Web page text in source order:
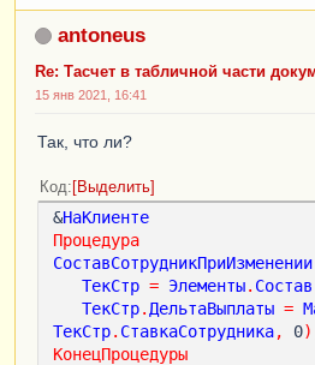
antoneus
Re: Тасчет в табличной части
15 янв 2021, 16:41
Так, что ли?
Код Выделить
&НаКлиенте
Процедура
СоставСотрудникПриИзменении
ТекСтр = Элементы. Состав
ТекСтр. ДельтаВыплаты =
ТекСтр. СтавкаСотрудника, 0
КонецПроцедуры